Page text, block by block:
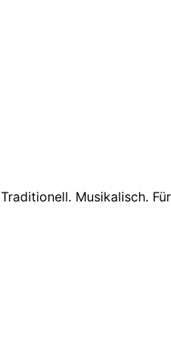
Traditionell. Musikalisch.